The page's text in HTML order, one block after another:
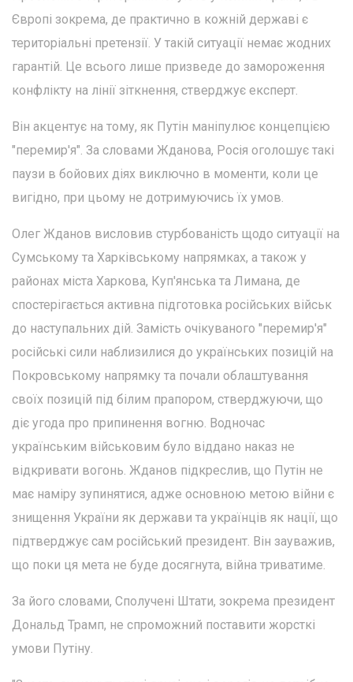
Європі зокрема, де практично в кожній державі є
територіальні претензії. У такій ситуації немає жодних
гарантій. Це всього лише призведе до замороження
конфлікту на лінії зіткнення, стверджує експерт.
Він акцентує на тому, як Путін маніпулює концепцією
"перемир'я". За словами Жданова, Росія оголошує такі
паузи в бойових діях виключно в моменти, коли це
вигідно, при цьому не дотримуючись їх умов.
Олег Жданов висловив стурбованість щодо ситуації на
Сумському та Харківському напрямках, а також у
районах міста Харкова, Куп'янська та Лимана, де
спостерігається активна підготовка російських військ
до наступальних дій. Замість очікуваного "перемир'я"
російські сили наблизилися до українських позицій на
Покровському напрямку та почали облаштування
своїх позицій під білим прапором, стверджуючи, що
діє угода про припинення вогню. Водночас
українським військовим було віддано наказ не
відкривати вогонь. Жданов підкреслив, що Путін не
має наміру зупинятися, адже основною метою війни є
знищення України як держави та українців як нації, що
підтверджує сам російський президент. Він зауважив,
що поки ця мета не буде досягнута, війна триватиме.
За його словами, Сполучені Штати, зокрема президент
Дональд Трамп, не спроможний поставити жорсткі
умови Путіну.